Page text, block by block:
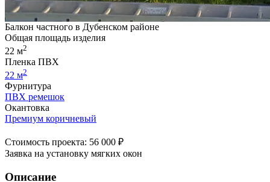
Балкон частного в Дубенском районе
Общая площадь изделия
22 м2
Пленка ПВХ
22 м2
Фурнитура
ПВХ ремешок
Окантовка
Премиум коричневый
Стоимость проекта: 56 000 ₽
Заявка на установку мягких окон
Описание